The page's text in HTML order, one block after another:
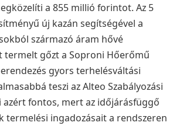
a 855 millió forintot. Az 5
új kazán segítségével a
származó áram hővé
termelt gőzt a Soproni Hőerőmű
gyors terhelésváltási
teszi az Alteo Szabályozási
azért fontos, mert az időjárásfüggő
termelési ingadozásait a rendszeren